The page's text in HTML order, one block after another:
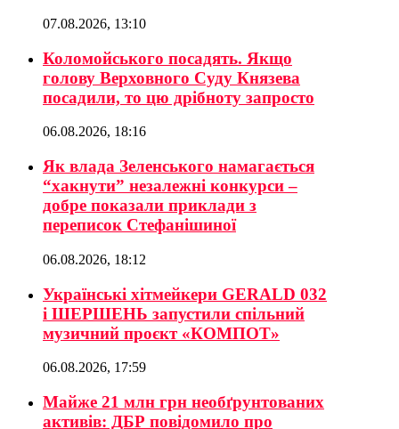
07.08.2026, 13:10
Коломойського посадять. Якщо
голову Верховного Суду Князева
посадили, то цю дрібноту запросто
06.08.2026, 18:16
Як влада Зеленського намагається
“хакнути” незалежні конкурси –
добре показали приклади з
переписок Стефанішиної
06.08.2026, 18:12
Українські хітмейкери GERALD 032
і ШЕРШЕНЬ запустили спільний
музичний проєкт «КОМПОТ»
06.08.2026, 17:59
Майже 21 млн грн необґрунтованих
активів: ДБР повідомило про